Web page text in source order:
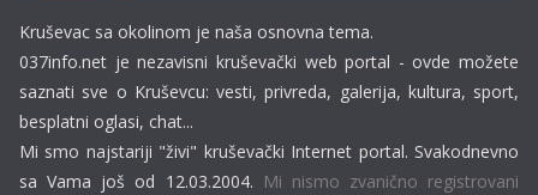
Kruševac sa okolinom je naša osnovna tema.
037info.net je nezavisni kruševački web portal - ovde možete
saznati sve o Kruševcu: vesti, privreda, galerija, kultura, sport,
besplatni oglasi, chat...
Mi smo najstariji "živi" kruševački Internet portal. Svakodnevno
sa Vama još od 12.03.2004. Mi nismo zvanično registrovani